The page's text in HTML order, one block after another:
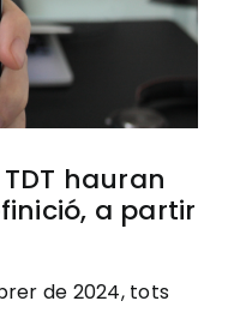
hauran
a partir
de 2024, tots